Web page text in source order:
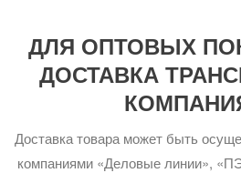
ДЛЯ ОПТОВЫХ
ДОСТАВКА
Доставка товара может быть
компаниями «Деловые линии»,